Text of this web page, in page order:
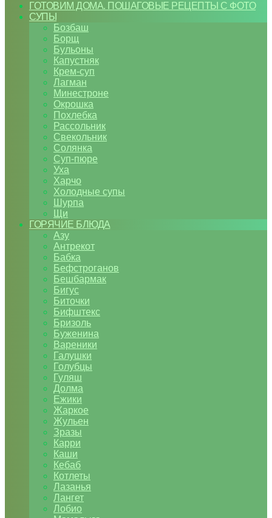
ГОТОВИМ ДОМА. ПОШАГОВЫЕ РЕЦЕПТЫ С ФОТО
СУПЫ
Бозбаш
Борщ
Бульоны
Капустняк
Крем-суп
Лагман
Минестроне
Окрошка
Похлебка
Рассольник
Свекольник
Солянка
Суп-пюре
Уха
Харчо
Холодные супы
Шурпа
Щи
ГОРЯЧИЕ БЛЮДА
Азу
Антрекот
Бабка
Бефстроганов
Бешбармак
Бигус
Биточки
Бифштекс
Бризоль
Буженина
Вареники
Галушки
Голубцы
Гуляш
Долма
Ежики
Жаркое
Жульен
Зразы
Карри
Каши
Кебаб
Котлеты
Лазанья
Лангет
Лобио